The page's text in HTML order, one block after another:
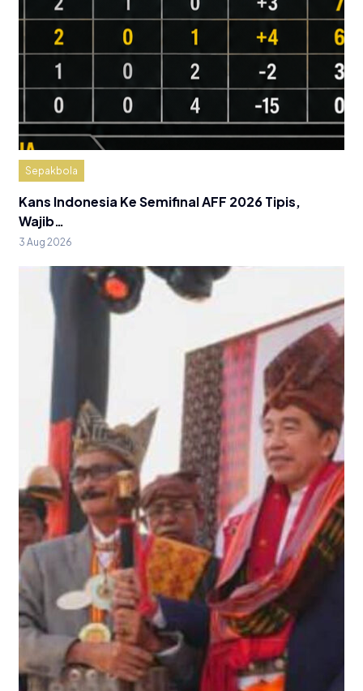
Sepakbola
Kans Indonesia Ke Semifinal AFF 2026 Tipis,
Wajib…
3 Aug 2026